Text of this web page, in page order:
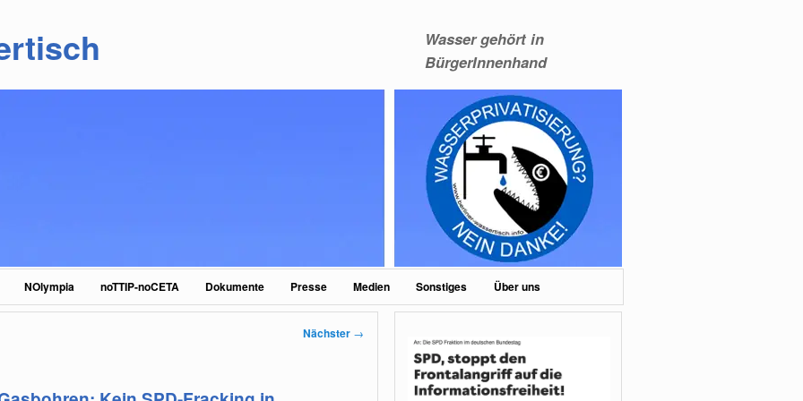
Wasser gehört in
BürgerInnenhand
NOlympia noTTIP-noCETA Dokumente Presse Medien Sonstiges Über uns
Nächster →